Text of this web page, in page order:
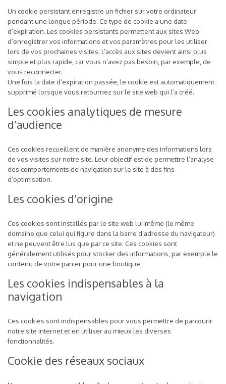
Un cookie persistant enregistre un fichier sur votre ordinateur
pendant une longue période. Ce type de cookie a une date
d’expiration. Les cookies persistants permettent aux sites Web
d’enregistrer vos informations et vos paramètres pour les utiliser
lors de vos prochaines visites. L’accès aux sites devient ainsi plus
simple et plus rapide, car vous n’avez pas besoin, par exemple, de
vous reconnecter.
Une fois la date d’expiration passée, le cookie est automatiquement
supprimé lorsque vous retournez sur le site web qui l’a créé.
Les cookies analytiques de mesure
d’audience
Ces cookies recueillent de manière anonyme des informations lors
de vos visites sur notre site. Leur objectif est de permettre l’analyse
des comportements de navigation sur le site à des fins
d’optimisation.
Les cookies d’origine
Ces cookies sont installés par le site web lui-même (le même
domaine que celui qui figure dans la barre d’adresse du navigateur)
et ne peuvent être lus que par ce site. Ces cookies sont
généralement utilisés pour stocker des informations, par exemple le
contenu de votre panier pour une boutique
Les cookies indispensables à la
navigation
Ces cookies sont indispensables pour vous permettre de parcourir
notre site internet et en utiliser au mieux les diverses
fonctionnalités.
Cookie des réseaux sociaux